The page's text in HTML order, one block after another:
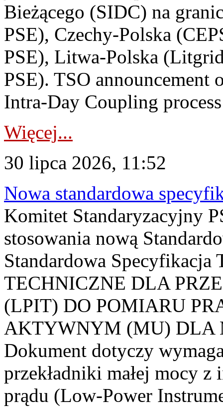
Bieżącego (SIDC) na
PSE), Czechy-Polska
PSE), Litwa-Polska
PSE). TSO announcement
Intra-Day Coupling
Więcej...
30 lipca 2026, 11:52
Nowa standardowa
Komitet Standaryzacyjny
stosowania nową
Standardowa
TECHNICZNE DLA
(LPIT) DO POMIARU
AKTYWNYM (MU) DLA
Dokument dotyczy
przekładniki małej mocy
prądu (Low-Power